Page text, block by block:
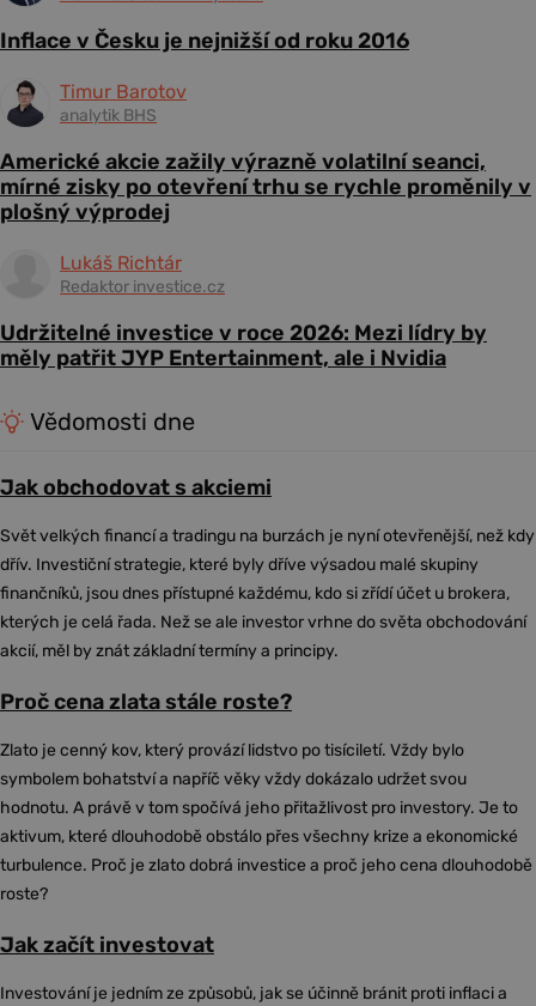
Inflace v Česku je nejnižší od roku 2016
Timur Barotov
analytik BHS
Americké akcie zažily výrazně volatilní seanci,
mírné zisky po otevření trhu se rychle proměnily v
plošný výprodej
Lukáš Richtár
Redaktor investice.cz
Udržitelné investice v roce 2026: Mezi lídry by
měly patřit JYP Entertainment, ale i Nvidia
Vědomosti dne
Jak obchodovat s akciemi
Svět velkých financí a tradingu na burzách je nyní otevřenější, než kdy
dřív. Investiční strategie, které byly dříve výsadou malé skupiny
finančníků, jsou dnes přístupné každému, kdo si zřídí účet u brokera,
kterých je celá řada. Než se ale investor vrhne do světa obchodování
akcií, měl by znát základní termíny a principy.
Proč cena zlata stále roste?
Zlato je cenný kov, který provází lidstvo po tisíciletí. Vždy bylo
symbolem bohatství a napříč věky vždy dokázalo udržet svou
hodnotu. A právě v tom spočívá jeho přitažlivost pro investory. Je to
aktivum, které dlouhodobě obstálo přes všechny krize a ekonomické
turbulence. Proč je zlato dobrá investice a proč jeho cena dlouhodobě
roste?
Jak začít investovat
Investování je jedním ze způsobů, jak se účinně bránit proti inflaci a